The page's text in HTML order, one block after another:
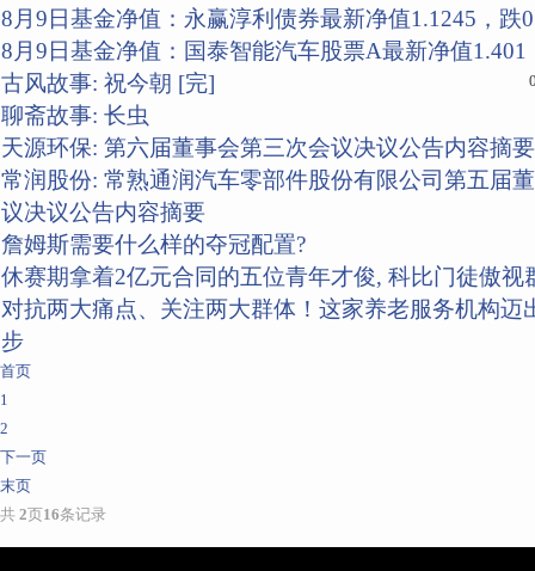
8月9日基金净值：永赢淳利债券最新净值1.1245，跌
8月9日基金净值：国泰智能汽车股票A最新净值1.401
古风故事: 祝今朝 [完]
聊斋故事: 长虫
天源环保: 第六届董事会第三次会议决议公告内容摘要
常润股份: 常熟通润汽车零部件股份有限公司第五届
议决议公告内容摘要
詹姆斯需要什么样的夺冠配置?
休赛期拿着2亿元合同的五位青年才俊, 科比门徒傲视
对抗两大痛点、关注两大群体！这家养老服务机构迈
步
首页
1
2
下一页
末页
共 2页16条记录